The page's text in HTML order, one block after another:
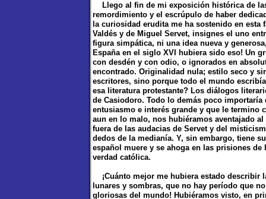
Llego al fin de mi exposición histórica de
remordimiento y el escrúpulo de haber
la curiosidad erudita me ha sostenido en
Valdés y de Miguel Servet, insignes el uno
figura simpática, ni una idea nueva y
España en el siglo XVI hubiera sido eso! Un
con desdén y con odio, o ignorados en
encontrado. Originalidad nula; estilo seco y
escritores, sino porque todo el mundo
esa literatura protestante? Los diálogos
de Casiodoro. Todo lo demás poco
entusiasmo e interés grande y que le termino
aun en lo malo, nos hubiéramos aventajado
fuera de las audacias de Servet y del
dedos de la medianía. Y, sin embargo, tiene
español muere y se ahoga en las prisiones
verdad católica.
¡Cuánto mejor me hubiera estado describir
lunares y sombras, que no hay período que
gloriosas del mundo! Hubiéramos visto, en